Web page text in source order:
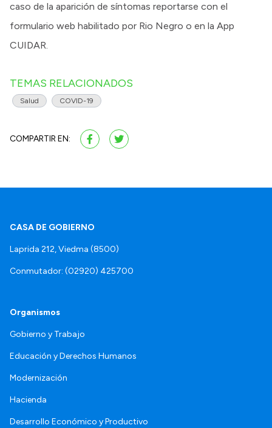
caso de la aparición de síntomas reportarse con el
formulario web habilitado por Rio Negro o en la App
CUIDAR.
TEMAS RELACIONADOS
Salud COVID-19
COMPARTIR EN:
CASA DE GOBIERNO
Laprida 212, Viedma (8500)
Conmutador: (02920) 425700
Organismos
Gobierno y Trabajo
Educación y Derechos Humanos
Modernización
Hacienda
Desarrollo Económico y Productivo